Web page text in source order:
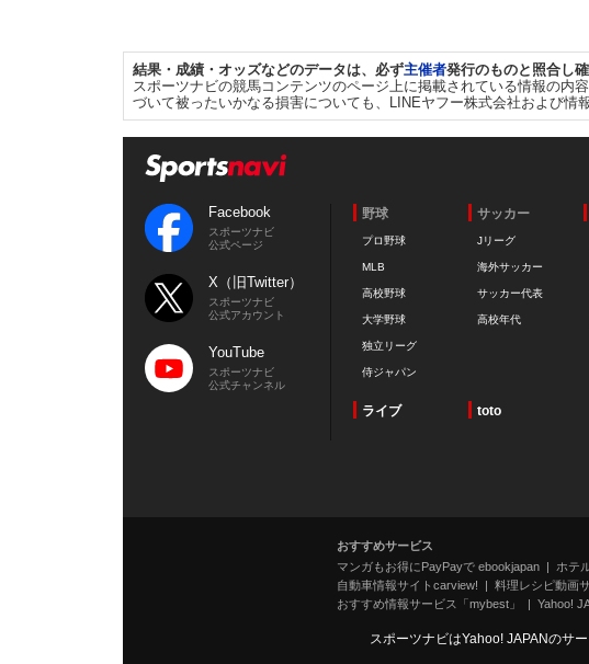
結果・成績・オッズなどのデータは、必ず主催者発行のものと照合し
スポーツナビの競馬コンテンツのページ上に掲載されている情報の内
づいて被ったいかなる損害についても、LINEヤフー株式会社および情
Facebook
スポーツナビ
公式ページ
X（旧Twitter）
スポーツナビ
公式アカウント
YouTube
スポーツナビ
公式チャンネル
野球
プロ野球
MLB
高校野球
大学野球
独立リーグ
侍ジャパン
サッカー
Jリーグ
海外サッカー
サッカー代表
高校年代
ライブ toto
おすすめサービス
マンガもお得にPayPayで ebookjapan
ホテ
自動車情報サイトcarview!
料理レシピ動画
おすすめ情報サービス「mybest」
Yahoo!
スポーツナビはYahoo! JAPANのサ